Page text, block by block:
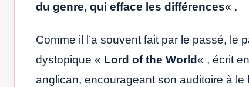
du genre, qui efface les différences« .
Comme il l’a souvent fait par le passé, le
dystopique « Lord of the World« , écrit
anglican, encourageant son auditoire à le